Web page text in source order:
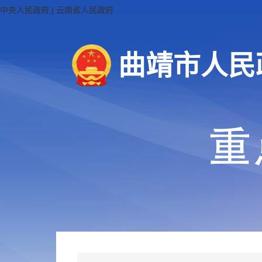
中央人民政府 | 云南省人民政府
曲靖市人